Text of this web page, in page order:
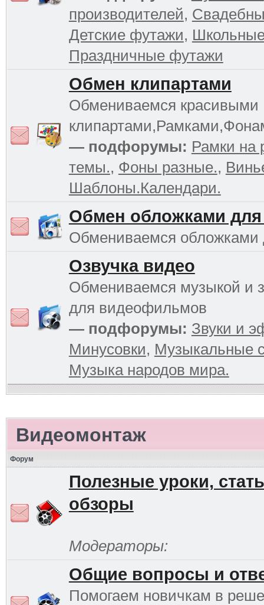
производителей,
Детские футажи,
Праздничные футажи
Обмен клипартами
Обмениваемся красивыми
— подфорумы: Рамки на
темы., Фоны разные.,
Шаблоны.Календари.
Обмен обложками для
Обмениваемся обложками
Озвучка видео
Обмениваемся музыкой и
для видеофильмов
— подфорумы: Звуки и
Минусовки, Музыкальные
Музыка народов мира.
Видеомонтаж
Форум
Полезные уроки,
обзоры
Модераторы:
Общие вопросы и
Помогаем новичкам в